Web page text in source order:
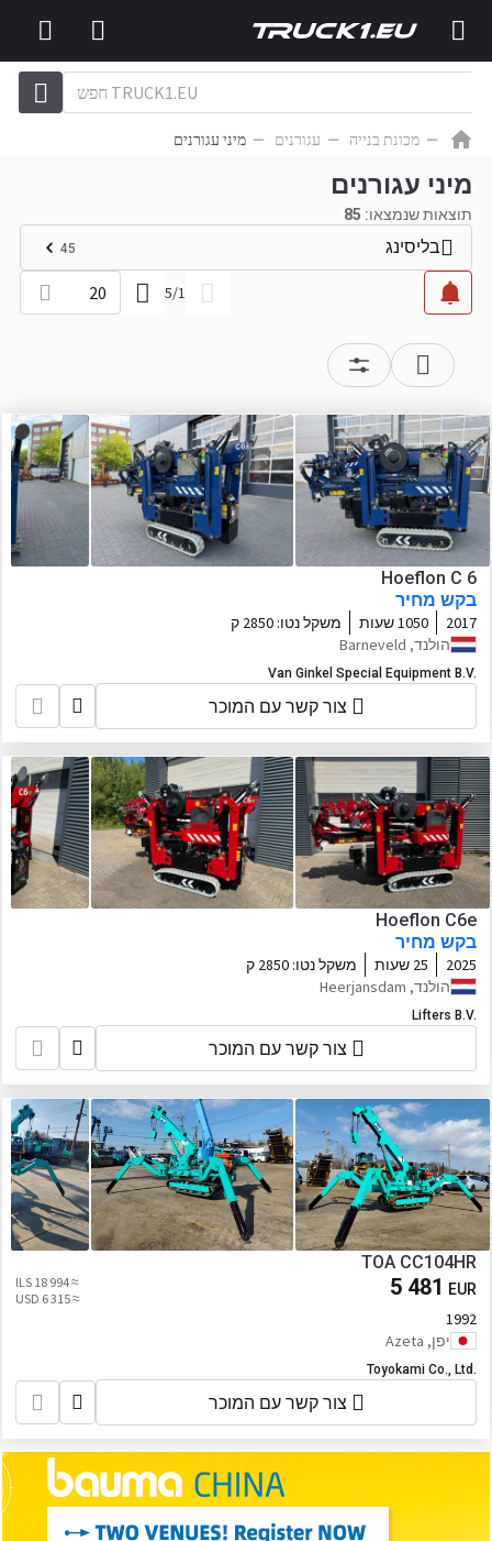
מכונת בנייה עגורנים מיני עגורנים
מיני עגורנים
תוצאות שנמצאו: 85
בליסינג 45
1
/
5
20
Hoeflon C 6
בקש מחיר
2017 1050 שעות משקל נטו: 2850 ק
הולנד, Barneveld
Van Ginkel Special Equipment B.V.
צור קשר עם המוכר
Hoeflon C6e
בקש מחיר
2025 25 שעות משקל נטו: 2850 ק
הולנד, Heerjansdam
Lifters B.V.
צור קשר עם המוכר
TOA CC104HR
5 481 EUR
≈ 18 994 ILS
≈ 6 315 USD
1992
יפן, Azeta
Toyokami Co., Ltd.
צור קשר עם המוכר